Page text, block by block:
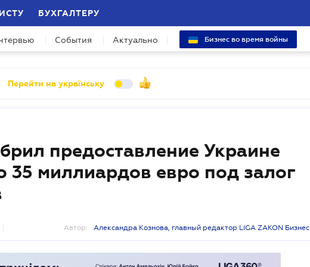
БУХГАЛТЕРУ
События Актуально Бизнес во время войны
Перейти на українську
предоставление Украине
35 миллиардов евро под залог
Автор: Александра Кознова, главный редактор LIGA ZAKON Бизнес